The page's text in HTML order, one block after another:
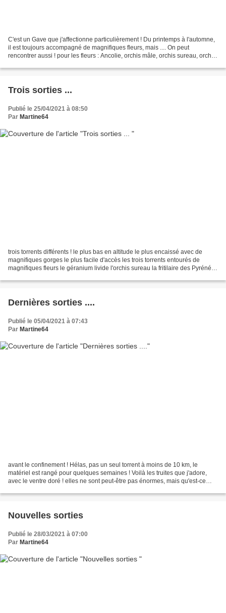
C'est un Gave que j'affectionne particulièrement ! Du printemps à l'automne,
il est toujours accompagné de magnifiques fleurs, mais .... On peut
rencontrer aussi ! pour les fleurs : Ancolie, orchis mâle, orchis sureau, orchis
Trois sorties ...
Publié le 25/04/2021 à 08:50
Par Martine64
trois torrents différents ! le plus bas en altitude le plus encaissé avec de
magnifiques gorges le plus facile d'accès les trois torrents entourés de
magnifiques fleurs le géranium livide l'orchis sureau la fritilaire des Pyrénées
Dernières sorties ....
Publié le 05/04/2021 à 07:43
Par Martine64
avant le confinement ! Hélas, pas un seul torrent à moins de 10 km, le
matériel est rangé pour quelques semaines ! Voilà les truites que j'adore,
avec le ventre doré ! elles ne sont peut-être pas énormes, mais qu'est-ce
Nouvelles sorties
Publié le 28/03/2021 à 07:00
Par Martine64